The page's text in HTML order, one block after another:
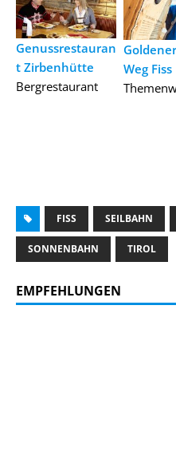
Genussrestauran
t Zirbenhütte
Bergrestaurant
Weg Fiss
FISS SEILBAHN
SONNENBAHN TIROL
EMPFEHLUNGEN